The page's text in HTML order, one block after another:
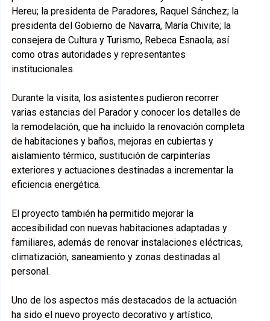
Hereu; la presidenta de Paradores, Raquel Sánchez; la
presidenta del Gobierno de Navarra, María Chivite; la
consejera de Cultura y Turismo, Rebeca Esnaola; así
como otras autoridades y representantes
institucionales.
Durante la visita, los asistentes pudieron recorrer
varias estancias del Parador y conocer los detalles de
la remodelación, que ha incluido la renovación completa
de habitaciones y baños, mejoras en cubiertas y
aislamiento térmico, sustitución de carpinterías
exteriores y actuaciones destinadas a incrementar la
eficiencia energética.
El proyecto también ha permitido mejorar la
accesibilidad con nuevas habitaciones adaptadas y
familiares, además de renovar instalaciones eléctricas,
climatización, saneamiento y zonas destinadas al
personal.
Uno de los aspectos más destacados de la actuación
ha sido el nuevo proyecto decorativo y artístico,